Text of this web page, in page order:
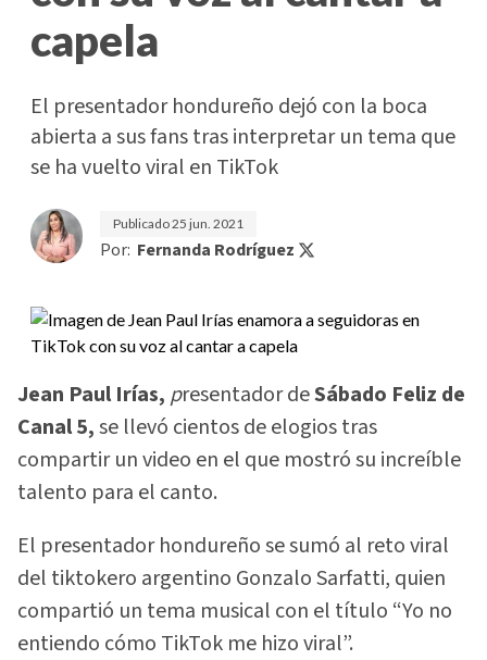
capela
El presentador hondureño dejó con la boca
abierta a sus fans tras interpretar un tema que
se ha vuelto viral en TikTok
Publicado25 jun. 2021
Por: Fernanda Rodríguez
Jean Paul Irías, presentador deSábado Feliz de
Canal 5,se llevó cientos de elogios tras
compartir un video en el que mostró su increíble
talento para el canto.
El presentador hondureño se sumó al reto viral
del tiktokero argentino Gonzalo Sarfatti, quien
compartió un tema musical con el título “Yo no
entiendo cómo TikTok me hizo viral”.